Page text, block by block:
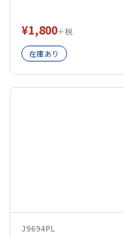
¥1,800＋税
在庫あり
J9694PL